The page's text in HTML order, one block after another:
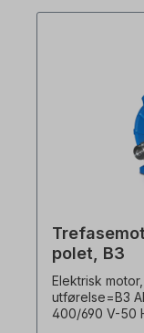
clutchdrift.
sylindriske
egnet for
begge
og IEC 364
drivenheten
For
vennligst
produktbilder
forbehold om
polet, B3
Elektrisk
utførelse=B3
400/690 V-50